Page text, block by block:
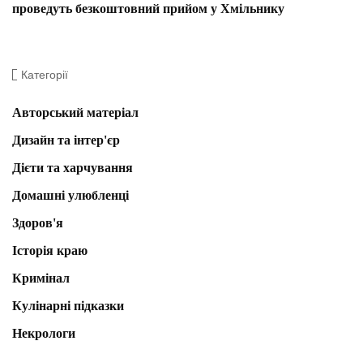
проведуть безкоштовний прийом у Хмільнику
Категорії
Авторський матеріал
Дизайн та інтер'єр
Дієти та харчування
Домашні улюбленці
Здоров'я
Історія краю
Кримінал
Кулінарні підказки
Некрологи